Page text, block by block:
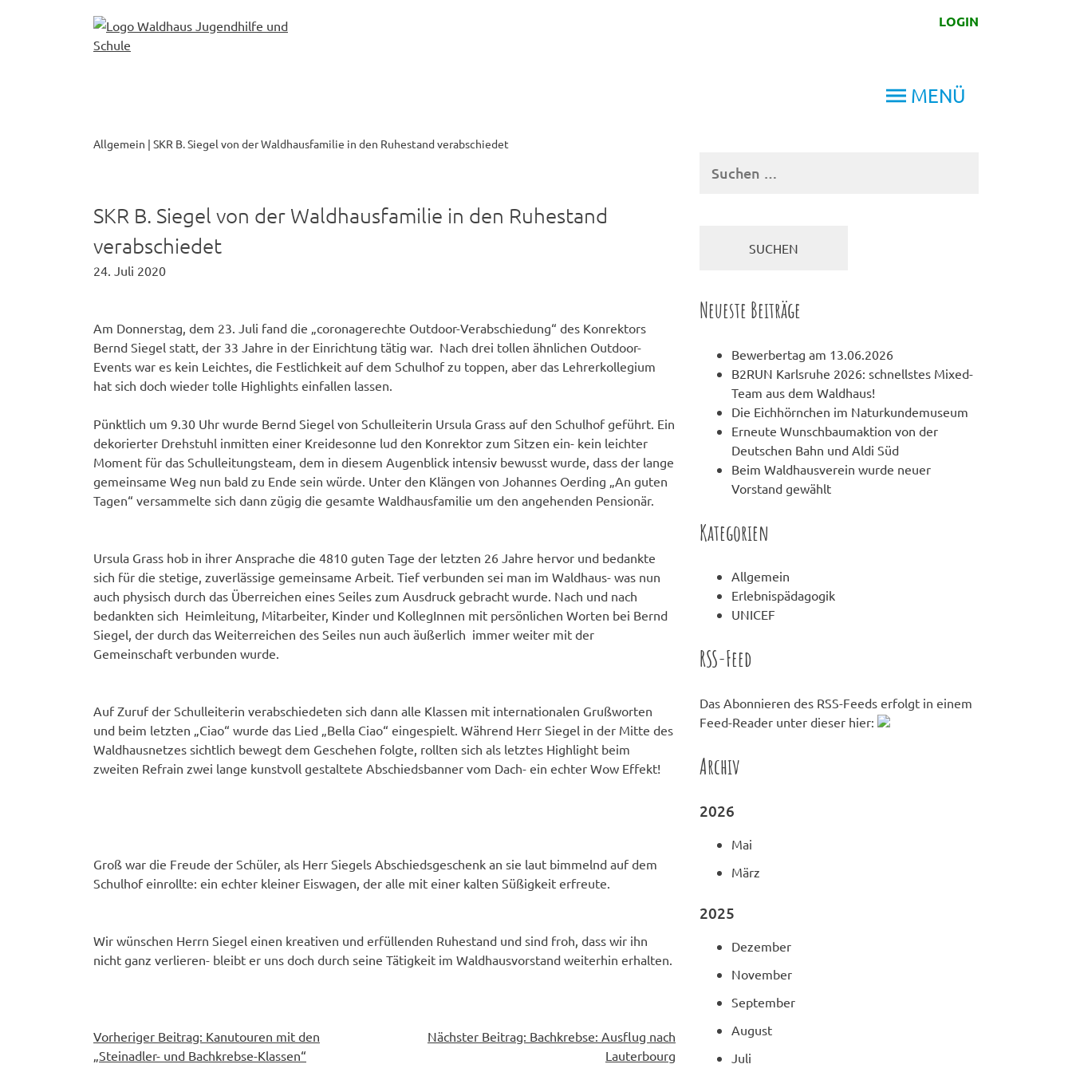
LOGIN
MENÜ
Allgemein | SKR B. Siegel von der Waldhausfamilie in den Ruhestand verabschiedet
SKR B. Siegel von der Waldhausfamilie in den Ruhestand
verabschiedet
24. Juli 2020
Am Donnerstag, dem 23. Juli fand die „coronagerechte Outdoor-Verabschiedung“ des Konrektors
Bernd Siegel statt, der 33 Jahre in der Einrichtung tätig war. Nach drei tollen ähnlichen Outdoor-
Events war es kein Leichtes, die Festlichkeit auf dem Schulhof zu toppen, aber das Lehrerkollegium
hat sich doch wieder tolle Highlights einfallen lassen.
Pünktlich um 9.30 Uhr wurde Bernd Siegel von Schulleiterin Ursula Grass auf den Schulhof geführt. Ein
dekorierter Drehstuhl inmitten einer Kreidesonne lud den Konrektor zum Sitzen ein- kein leichter
Moment für das Schulleitungsteam, dem in diesem Augenblick intensiv bewusst wurde, dass der lange
gemeinsame Weg nun bald zu Ende sein würde. Unter den Klängen von Johannes Oerding „An guten
Tagen“ versammelte sich dann zügig die gesamte Waldhausfamilie um den angehenden Pensionär.
Ursula Grass hob in ihrer Ansprache die 4810 guten Tage der letzten 26 Jahre hervor und bedankte
sich für die stetige, zuverlässige gemeinsame Arbeit. Tief verbunden sei man im Waldhaus- was nun
auch physisch durch das Überreichen eines Seiles zum Ausdruck gebracht wurde. Nach und nach
bedankten sich Heimleitung, Mitarbeiter, Kinder und KollegInnen mit persönlichen Worten bei Bernd
Siegel, der durch das Weiterreichen des Seiles nun auch äußerlich immer weiter mit der
Gemeinschaft verbunden wurde.
Auf Zuruf der Schulleiterin verabschiedeten sich dann alle Klassen mit internationalen Grußworten
und beim letzten „Ciao“ wurde das Lied „Bella Ciao“ eingespielt. Während Herr Siegel in der Mitte des
Waldhausnetzes sichtlich bewegt dem Geschehen folgte, rollten sich als letztes Highlight beim
zweiten Refrain zwei lange kunstvoll gestaltete Abschiedsbanner vom Dach- ein echter Wow Effekt!
Groß war die Freude der Schüler, als Herr Siegels Abschiedsgeschenk an sie laut bimmelnd auf dem
Schulhof einrollte: ein echter kleiner Eiswagen, der alle mit einer kalten Süßigkeit erfreute.
Wir wünschen Herrn Siegel einen kreativen und erfüllenden Ruhestand und sind froh, dass wir ihn
nicht ganz verlieren- bleibt er uns doch durch seine Tätigkeit im Waldhausvorstand weiterhin erhalten.
Beitragsnavigation
Vorheriger Beitrag: Kanutouren mit den
„Steinadler- und Bachkrebse-Klassen“
Nächster Beitrag: Bachkrebse: Ausflug nach
Lauterbourg
nach:
Neueste Beiträge
Bewerbertag am 13.06.2026
B2RUN Karlsruhe 2026: schnellstes Mixed-
Team aus dem Waldhaus!
Die Eichhörnchen im Naturkundemuseum
Erneute Wunschbaumaktion von der
Deutschen Bahn und Aldi Süd
Beim Waldhausverein wurde neuer
Vorstand gewählt
Kategorien
Allgemein
Erlebnispädagogik
UNICEF
RSS-Feed
Das Abonnieren des RSS-Feeds erfolgt in einem
Feed-Reader unter dieser hier:
Archiv
2026
Mai
März
2025
Dezember
November
September
August
Juli